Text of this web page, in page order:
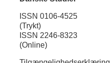
ISSN 0106-4525
(Trykt)
ISSN 2246-8323
(Online)